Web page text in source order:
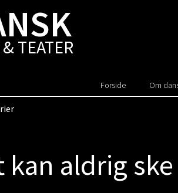
TEATER
Forside Om
kan aldrig